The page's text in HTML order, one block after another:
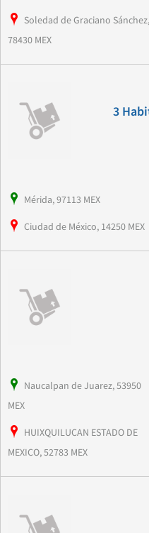
Soledad de Graciano Sánchez,
78430 MEX
3
Mérida, 97113 MEX
Ciudad de México, 14250 MEX
Naucalpan de Juarez, 53950
MEX
HUIXQUILUCAN ESTADO DE
MEXICO, 52783 MEX